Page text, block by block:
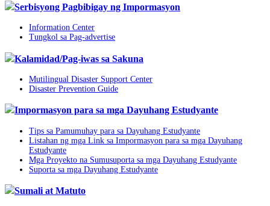
Serbisyong Pagbibigay ng Impormasyon
Information Center
Tungkol sa Pag-advertise
Kalamidad/Pag-iwas sa Sakuna
Mutilingual Disaster Support Center
Disaster Prevention Guide
Impormasyon para sa mga Dayuhang Estudyante
Tips sa Pamumuhay para sa Dayuhang Estudyante
Listahan ng mga Link sa Impormasyon para sa mga Dayuhang
Estudyante
Mga Proyekto na Sumusuporta sa mga Dayuhang Estudyante
Suporta sa mga Dayuhang Estudyante
Sumali at Matuto